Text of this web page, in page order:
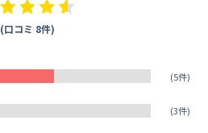
(口コミ 8件)
(5件)
(3件)